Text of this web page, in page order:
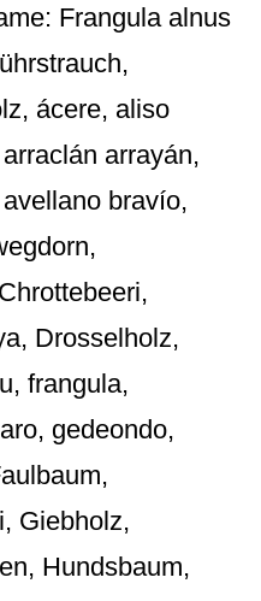
Frangula alnus
ácere, aliso
arrayán,
bravío,
Drosselholz,
frangula,
gedeondo,
Giebholz,
Hundsbaum,